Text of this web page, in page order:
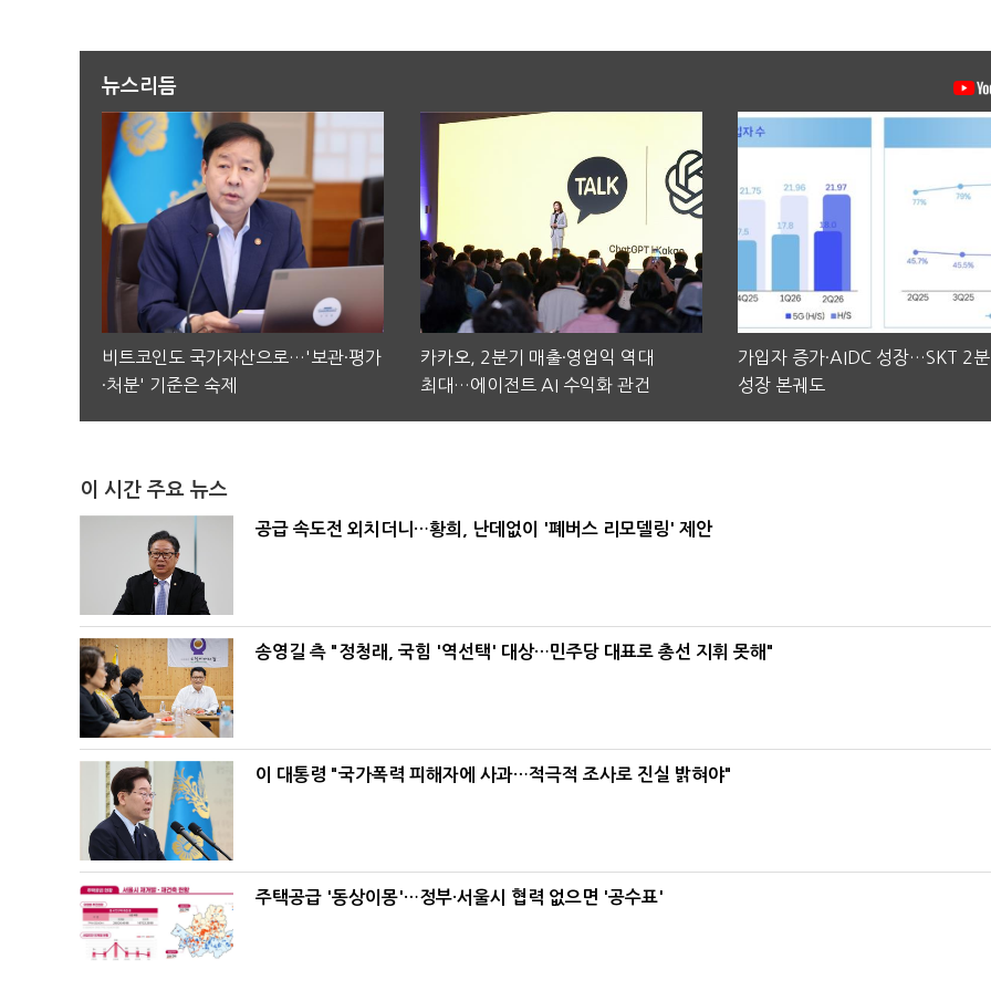
뉴스리듬
비트코인도 국가자산으로…'보관·평가
·처분' 기준은 숙제
카카오, 2분기 매출·영업익 역대
최대…에이전트 AI 수익화 관건
가입자 증가·AIDC 성장…SKT 2
성장 본궤도
이 시간 주요 뉴스
공급 속도전 외치더니…황희, 난데없이 '폐버스 리모델링' 제안
송영길 측 "정청래, 국힘 '역선택' 대상…민주당 대표로 총선 지휘 못해"
이 대통령 "국가폭력 피해자에 사과…적극적 조사로 진실 밝혀야"
주택공급 '동상이몽'…정부·서울시 협력 없으면 '공수표'